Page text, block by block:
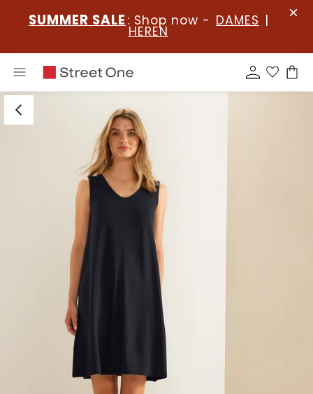
SUMMER SALE : Shop now - DAMES |
HEREN